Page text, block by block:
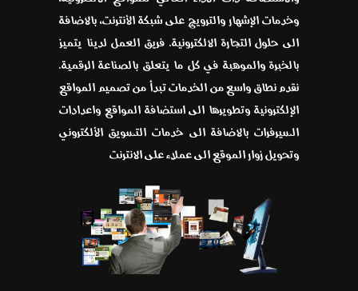
وخدمات الإشهار والترويج على شبكة الأنترنت، بالاضافة
الى حلول التجارة الالكترونية. فريق العمل لدينا يتميز
بالخبرة والموهبة في كل ما يتعلق بالصناعة الرقمية.
نقدم نطاق واسع من الخدمات تبدأ من تصميم المواقع
الإلكترونية وتطويرها الى استضافة المواقع واعدادات
السيرفرات بالاضافة الى خدمات التسويق الألكتروني
وتحويل زوار الموقع الى عملاء على الانترنت